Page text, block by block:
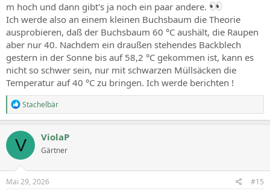
m hoch und dann gibt's ja noch ein paar andere.
Ich werde also an einem kleinen Buchsbaum die Theorie
ausprobieren, daß der Buchsbaum 60 °C aushält, die Raupen
aber nur 40. Nachdem ein draußen stehendes Backblech
gestern in der Sonne bis auf 58,2 °C gekommen ist, kann es
nicht so schwer sein, nur mit schwarzen Müllsäcken die
Temperatur auf 40 °C zu bringen. Ich werde berichten !
R
e
a
c
t
i
o
n
s
Stachelbär
V ViolaP
Gärtner
Mai 29, 2026 #15